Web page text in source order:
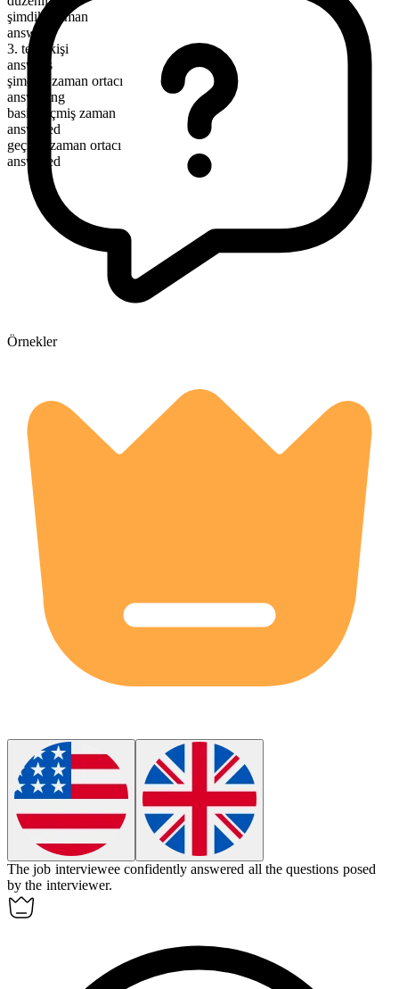
şimdiki zaman
answer
3. tekil kişi
answers
şimdiki zaman ortacı
answering
basit geçmiş zaman
answered
geçmiş zaman ortacı
answered
Örnekler
The job interviewee confidentlyanswered all the questions posed
by the interviewer.